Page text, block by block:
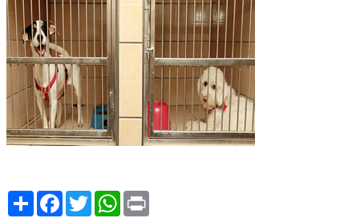
Share Facebook
TwitterWhatsApp